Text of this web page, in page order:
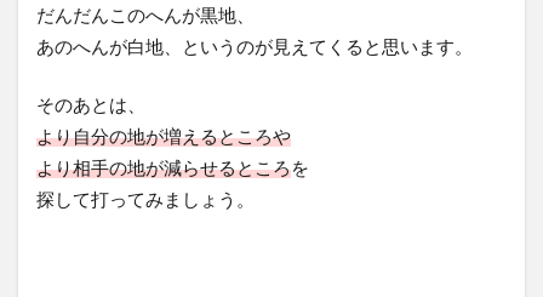
だんだんこのへんが黒地、
あのへんが白地、というのが見えてくると思います。
そのあとは、
より自分の地が増えるところや
より相手の地が減らせるところを
探して打ってみましょう。